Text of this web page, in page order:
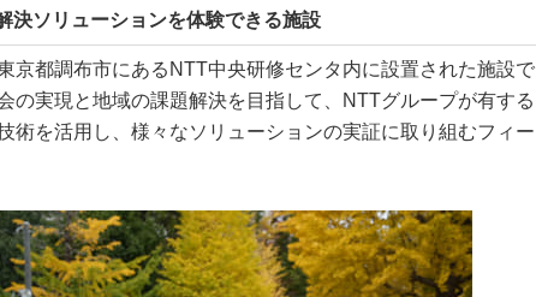
決ソリューションを体験できる施設
京都調布市にあるNTT中央研修センタ内に設置された施設で
の実現と地域の課題解決を目指して、NTTグループが有する
術を活用し、様々なソリューションの実証に取り組むフィー